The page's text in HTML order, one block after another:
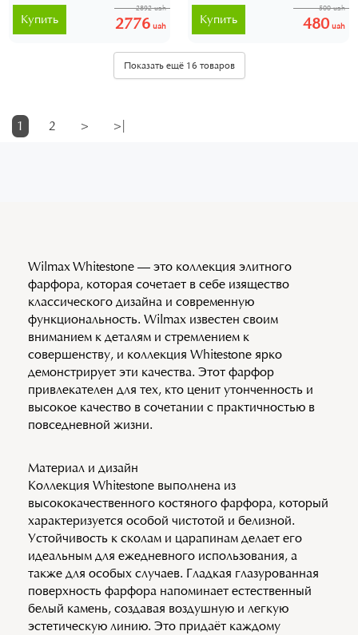
2776 uah
2892 uah
Купить 480 uah
500 uah
Купить
Показать ещё 16 товаров
1 2 > >|
Wilmax Whitestone — это коллекция элитного
фарфора, которая сочетает в себе изящество
классического дизайна и современную
функциональность. Wilmax известен своим
вниманием к деталям и стремлением к
совершенству, и коллекция Whitestone ярко
демонстрирует эти качества. Этот фарфор
привлекателен для тех, кто ценит утонченность и
высокое качество в сочетании с практичностью в
повседневной жизни.
Материал и дизайн
Коллекция Whitestone выполнена из
высококачественного костяного фарфора, который
характеризуется особой чистотой и белизной.
Устойчивость к сколам и царапинам делает его
идеальным для ежедневного использования, а
также для особых случаев. Гладкая глазурованная
поверхность фарфора напоминает естественный
белый камень, создавая воздушную и легкую
эстетическую линию. Это придаёт каждому